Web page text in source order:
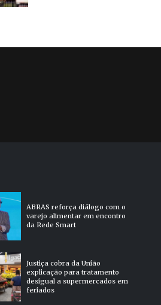
ABRAS reforça diálogo com o
varejo alimentar em encontro
da Rede Smart
Justiça cobra da União
explicação para tratamento
desigual a supermercados em
feriados